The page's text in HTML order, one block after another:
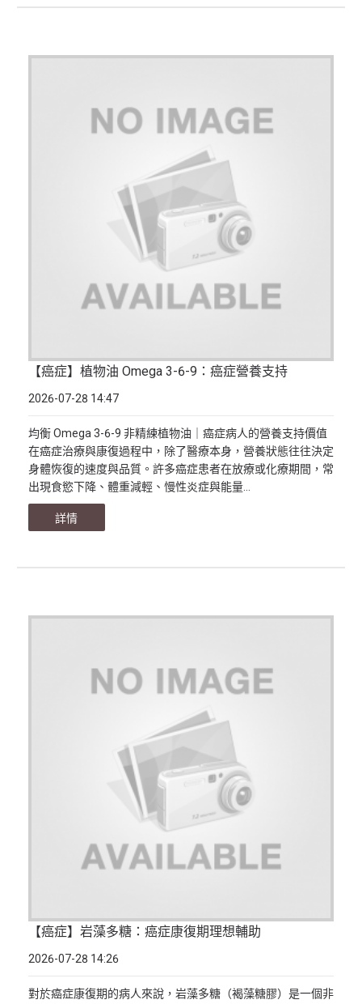
【癌症】植物油 Omega 3-6-9：癌症營養支持
2026-07-28 14:47
均衡 Omega 3-6-9 非精練植物油｜癌症病人的營養支持價值
在癌症治療與康復過程中，除了醫療本身，營養狀態往往決定
身體恢復的速度與品質。許多癌症患者在放療或化療期間，常
出現食慾下降、體重減輕、慢性炎症與能量...
詳情
【癌症】岩藻多糖：癌症康復期理想輔助
2026-07-28 14:26
對於癌症康復期的病人來說，岩藻多糖（褐藻糖膠）是一個非